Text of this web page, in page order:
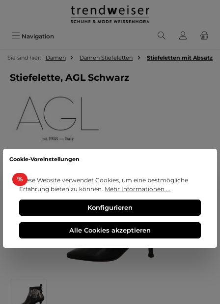
Zum Hauptinhalt springen
Navigation
Sie sind hier: Damen Damen Stiefeletten Stiefeletten mit Absatz
Stiefelette, AGL Schwarz
Bildergalerie überspringen
%Rabatt
Cookie-Voreinstellungen
Diese Website verwendet Cookies, um eine bestmögliche
Erfahrung bieten zu können. Mehr Informationen ...
Konfigurieren
Alle Cookies akzeptieren